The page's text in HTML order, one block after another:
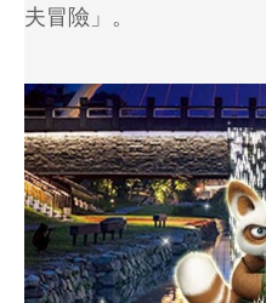
夫冒險」。